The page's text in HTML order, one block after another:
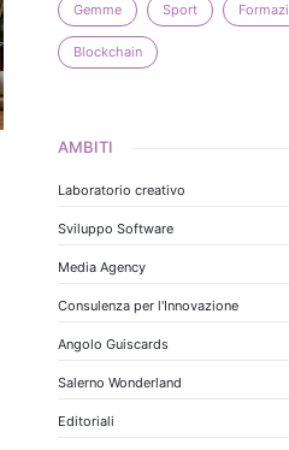
Gemme Sport
Blockchain
AMBITI
Laboratorio creativo
Sviluppo Software
Media Agency
Consulenza per l'Innovazione
Angolo Guiscards
Salerno Wonderland
Editoriali